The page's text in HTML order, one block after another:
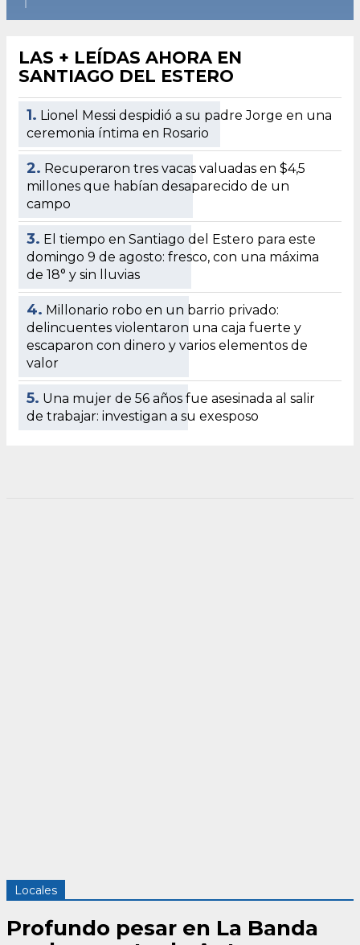
LAS + LEÍDAS AHORA EN
SANTIAGO DEL ESTERO
1. Lionel Messi despidió a su padre Jorge en una
ceremonia íntima en Rosario
2. Recuperaron tres vacas valuadas en $4,5
millones que habían desaparecido de un
campo
3. El tiempo en Santiago del Estero para este
domingo 9 de agosto: fresco, con una máxima
de 18° y sin lluvias
4. Millonario robo en un barrio privado:
delincuentes violentaron una caja fuerte y
escaparon con dinero y varios elementos de
valor
5. Una mujer de 56 años fue asesinada al salir
de trabajar: investigan a su exesposo